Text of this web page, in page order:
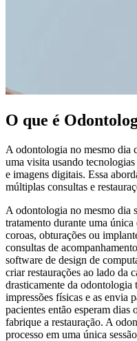
O que é
A odontologia no mesmo dia
uma visita usando
e imagens digitais. Essa
múltiplas consultas e
A odontologia no mesmo dia
tratamento durante uma
coroas, obturações ou
consultas de
software de design de
criar restaurações ao lado da
drasticamente da
impressões físicas e as envia
pacientes então esperam dias
fabrique a restauração. A
processo em uma única